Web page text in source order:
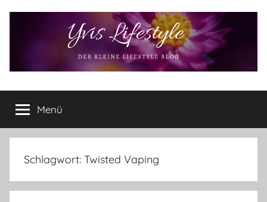
Yvis
Lifestyle
Lifestyle
Blog
–
Lifestyle,
Produkttests
Menü
Schlagwort: Twisted Vaping